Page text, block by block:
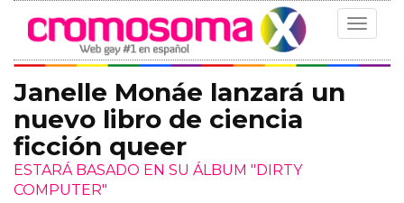
Toggle
Janelle Monáe lanzará un
nuevo libro de ciencia
ficción queer
ESTARÁ BASADO EN SU ÁLBUM "DIRTY
COMPUTER"